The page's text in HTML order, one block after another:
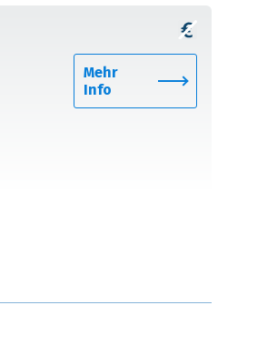
Mehr
Info